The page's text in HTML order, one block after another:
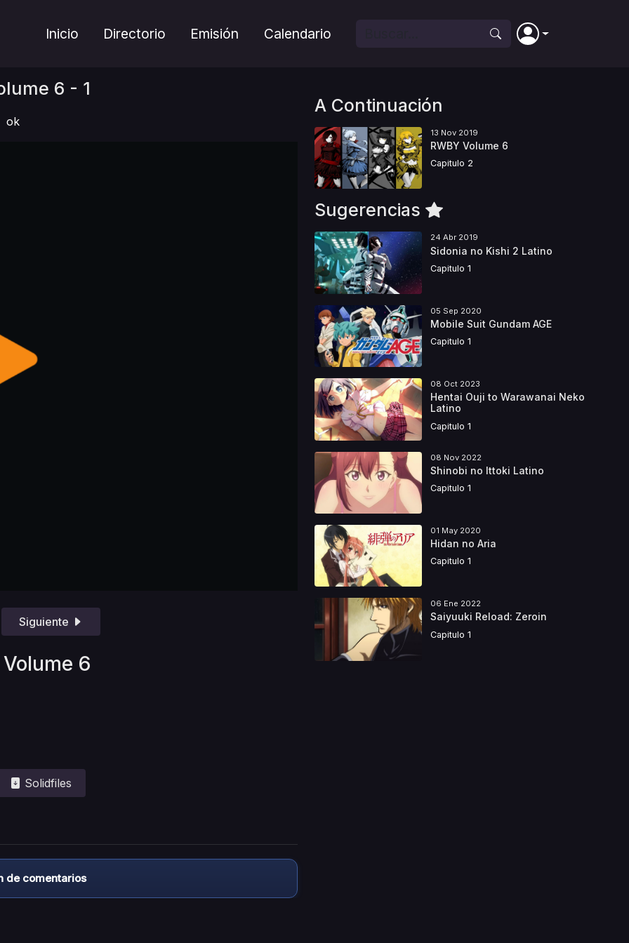
Inicio Directorio Emisión Calendario
6 - 1
ok
Siguiente
6
Solidfiles
de comentarios
A Continuación
13 Nov 2019
RWBY Volume 6
Capitulo 2
Sugerencias
24 Abr 2019
Sidonia no Kishi 2 Latino
Capitulo 1
05 Sep 2020
Mobile Suit Gundam AGE
Capitulo 1
08 Oct 2023
Hentai Ouji to Warawanai Neko
Latino
Capitulo 1
08 Nov 2022
Shinobi no Ittoki Latino
Capitulo 1
01 May 2020
Hidan no Aria
Capitulo 1
06 Ene 2022
Saiyuuki Reload: Zeroin
Capitulo 1